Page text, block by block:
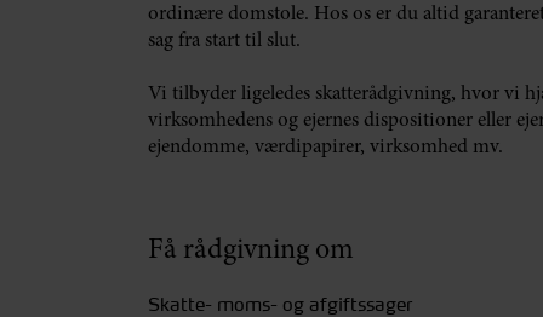
ordinære domstole. Hos os er du altid
sag fra start til slut.
Vi tilbyder ligeledes skatterådgivning, hvor vi
virksomhedens og ejernes dispositioner eller
ejendomme, værdipapirer, virksomhed mv.
Få rådgivning om
Skatte- moms- og afgiftssager